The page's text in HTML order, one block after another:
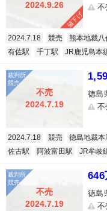
2024.9.26
値下げ
不
2024.7.18 競売 熊本地裁八
有佐駅
千丁駅 JR鹿児島本
不売
2024.7.19
徳島
不
2024.7.18 競売 徳島地裁本
佐古駅
阿波富田駅 JR牟岐
不売
2024.7.19
徳島
不